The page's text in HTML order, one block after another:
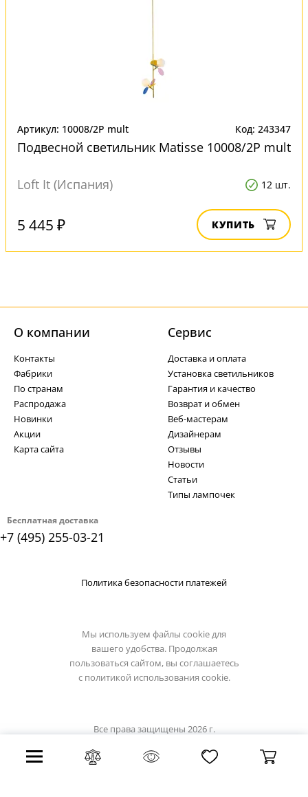
Артикул: 10008/2P mult Код: 243347
Подвесной светильник Matisse 10008/2P mult
Loft It (Испания) 12 шт.
5 445 ₽ КУПИТЬ
Бесплатная доставка
+7 (495) 255-03-21
О компании
Контакты
Фабрики
По странам
Распродажа
Новинки
Акции
Карта сайта
Cервис
Доставка и оплата
Установка светильников
Гарантия и качество
Возврат и обмен
Веб-мастерам
Дизайнерам
Отзывы
Новости
Статьи
Типы лампочек
Политика безопасности платежей
Мы используем файлы cookie для
вашего удобства. Продолжая
пользоваться сайтом, вы соглашаетесь
с политикой использования cookie.
Все права защищены 2026 г.